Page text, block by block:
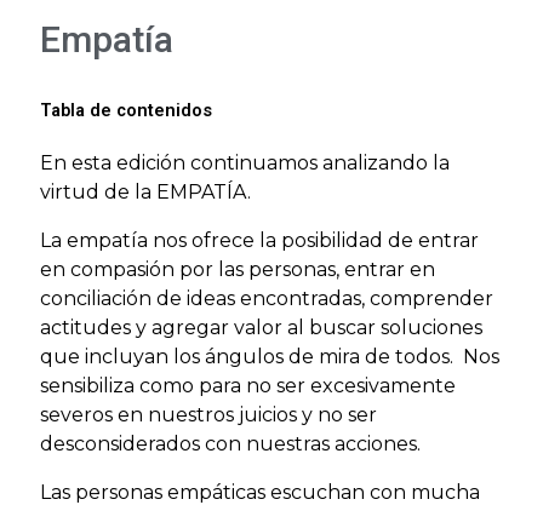
Empatía
Tabla de contenidos
En esta edición continuamos analizando la
virtud de la EMPATÍA.
La empatía nos ofrece la posibilidad de entrar
en compasión por las personas, entrar en
conciliación de ideas encontradas, comprender
actitudes y agregar valor al buscar soluciones
que incluyan los ángulos de mira de todos. Nos
sensibiliza como para no ser excesivamente
severos en nuestros juicios y no ser
desconsiderados con nuestras acciones.
Las personas empáticas escuchan con mucha